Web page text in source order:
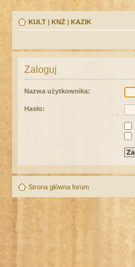
KULT | KNŻ | KAZIK
Zaloguj
Nazwa użytkownika:
Hasło:
Strona główna forum